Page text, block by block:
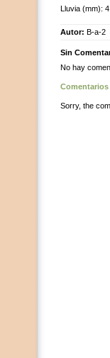
Lluvia (mm):
Autor: B-a-2
Sin
No hay
Comentarios
Sorry, the